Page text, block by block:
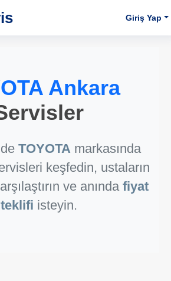
Giriş Yap
Ankara
TOYOTA markasında
keşfedin, ustaların
ve anında fiyat
teklifi isteyin.